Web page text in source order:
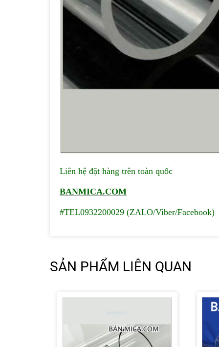
Liên hệ đặt hàng trên toàn quốc
BANMICA.COM
#TEL0932200029 (ZALO/Viber/Facebook)
SẢN PHẨM LIÊN QUAN